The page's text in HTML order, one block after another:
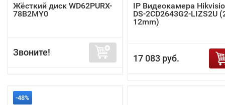
Жёсткий диск WD62PURX-
78B2MY0
Звоните!
IP Видеокамера
DS-2CD2643G2-LIZS2U
12mm)
17 083 руб.
-48%